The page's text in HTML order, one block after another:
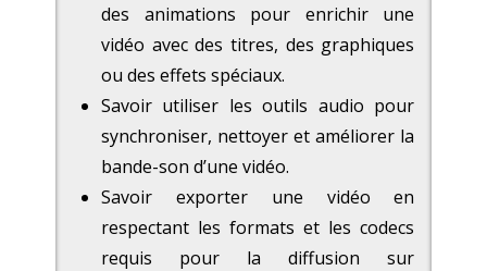
des animations pour enrichir une
vidéo avec des titres, des graphiques
ou des effets spéciaux.
Savoir utiliser les outils audio pour
synchroniser, nettoyer et améliorer la
bande-son d’une vidéo.
Savoir exporter une vidéo en
respectant les formats et les codecs
requis pour la diffusion sur